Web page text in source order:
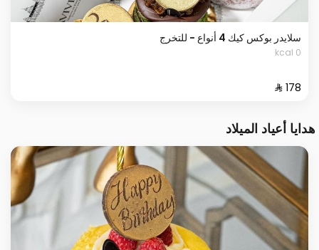
سلايدر بوكس كيك 4 أنواع - للتخرج
0 kcal
هدايا أعياد الميلاد